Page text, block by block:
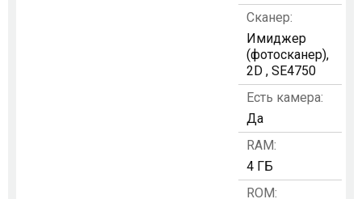
Сканер:
Имиджер
(фотосканер),
2D , SE4750
Есть камера:
Да
RAM:
4 ГБ
ROM: